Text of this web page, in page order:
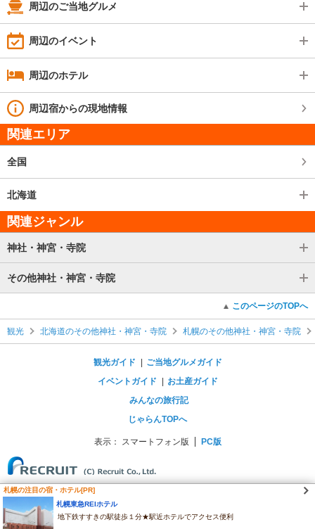
周辺のご当地グルメ
周辺のイベント
周辺のホテル
周辺宿からの現地情報
関連エリア
全国
北海道
関連ジャンル
神社・神宮・寺院
その他神社・神宮・寺院
このページのTOPへ
観光 北海道のその他神社・神宮・寺院 札幌のその他神社・神宮・寺院
観光ガイド
ご当地グルメガイド
イベントガイド
お土産ガイド
みんなの旅行記
じゃらんTOPへ
表示： スマートフォン版 PC版
札幌の注目の宿・ホテル[PR]
札幌東急REIホテル
地下鉄すすきの駅徒歩１分★駅近ホテルでアクセス便利